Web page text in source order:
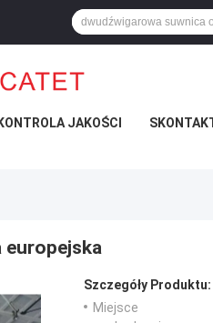
KONTROLA JAKOŚCI
europejska
Szczegóły Produktu:
Miejsce